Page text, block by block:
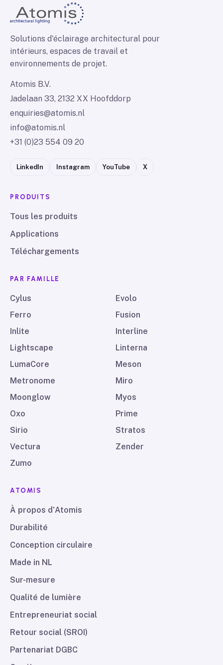
Solutions d'éclairage architectural pour
intérieurs, espaces de travail et
environnements de projet.
Atomis B.V.
Jadelaan 33, 2132 XX Hoofddorp
enquiries@atomis.nl
info@atomis.nl
+31 (0)23 554 09 20
LinkedIn Instagram YouTube X
PRODUITS
Tous les produits
Applications
Téléchargements
PAR FAMILLE
Cylus
Evolo
Ferro
Fusion
Inlite
Interline
Lightscape
Linterna
LumaCore
Meson
Metronome
Miro
Moonglow
Myos
Oxo
Prime
Sirio
Stratos
Vectura
Zender
Zumo
ATOMIS
À propos d'Atomis
Durabilité
Conception circulaire
Made in NL
Sur-mesure
Qualité de lumière
Entrepreneuriat social
Retour social (SROI)
Partenariat DGBC